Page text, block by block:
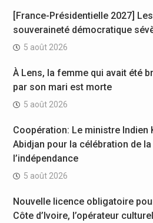
[France-Présidentielle 2027]
souveraineté démocratique
5 août 2026
À Lens, la femme qui avait été
par son mari est morte
5 août 2026
Coopération: Le ministre Indien
Abidjan pour la célébration de la
l’indépendance
5 août 2026
Nouvelle licence obligatoire
Côte d’Ivoire, l’opérateur